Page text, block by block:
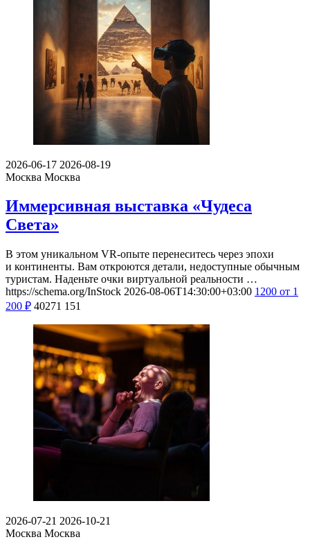
2026-06-17 2026-08-19
Москва Москва
Иммерсивная выставка «Чудеса
Света»
В этом уникальном VR-опыте перенеситесь через эпохи
и континенты. Вам откроются детали, недоступные обычным
туристам. Наденьте очки виртуальной реальности …
https://schema.org/InStock 2026-08-06T14:30:00+03:00 1200 от 1
200 ₽ 40271 151
2026-07-21 2026-10-21
Москва Москва